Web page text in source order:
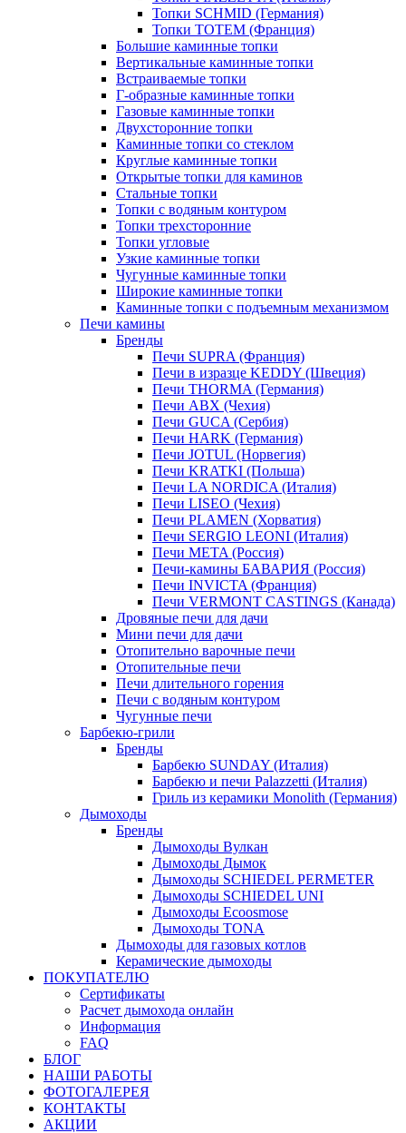
Топки SCHMID (Германия)
Топки TOTEM (Франция)
Большие каминные топки
Вертикальные каминные топки
Встраиваемые топки
Г-образные каминные топки
Газовые каминные топки
Двухсторонние топки
Каминные топки со стеклом
Круглые каминные топки
Открытые топки для каминов
Стальные топки
Топки с водяным контуром
Топки трехсторонние
Топки угловые
Узкие каминные топки
Чугунные каминные топки
Широкие каминные топки
Каминные топки с подъемным механизмом
Печи камины
Бренды
Печи SUPRA (Франция)
Печи в изразце KEDDY (Швеция)
Печи THORMA (Германия)
Печи ABX (Чехия)
Печи GUCA (Сербия)
Печи HARK (Германия)
Печи JOTUL (Норвегия)
Печи KRATKI (Польша)
Печи LA NORDICA (Италия)
Печи LISEO (Чехия)
Печи PLAMEN (Хорватия)
Печи SERGIO LEONI (Италия)
Печи META (Россия)
Печи-камины БАВАРИЯ (Россия)
Печи INVICTA (Франция)
Печи VERMONT CASTINGS (Канада)
Дровяные печи для дачи
Мини печи для дачи
Отопительно варочные печи
Отопительные печи
Печи длительного горения
Печи с водяным контуром
Чугунные печи
Барбекю-грили
Бренды
Барбекю SUNDAY (Италия)
Барбекю и печи Palazzetti (Италия)
Гриль из керамики Monolith (Германия)
Дымоходы
Бренды
Дымоходы Вулкан
Дымоходы Дымок
Дымоходы SCHIEDEL PERMETER
Дымоходы SCHIEDEL UNI
Дымоходы Ecoosmose
Дымоходы TONA
Дымоходы для газовых котлов
Керамические дымоходы
ПОКУПАТЕЛЮ
Сертификаты
Расчет дымохода онлайн
Информация
FAQ
БЛОГ
НАШИ РАБОТЫ
ФОТОГАЛЕРЕЯ
КОНТАКТЫ
АКЦИИ